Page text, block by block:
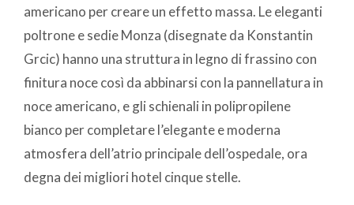
americano per creare un effetto massa. Le eleganti
poltrone e sedie Monza (disegnate da Konstantin
Grcic) hanno una struttura in legno di frassino con
finitura noce così da abbinarsi con la pannellatura in
noce americano, e gli schienali in polipropilene
bianco per completare l’elegante e moderna
atmosfera dell’atrio principale dell’ospedale, ora
degna dei migliori hotel cinque stelle.